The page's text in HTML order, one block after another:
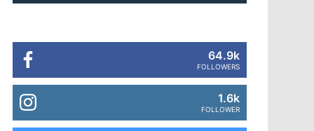
64.9k
FOLLOWERS
1.6k
FOLLOWER